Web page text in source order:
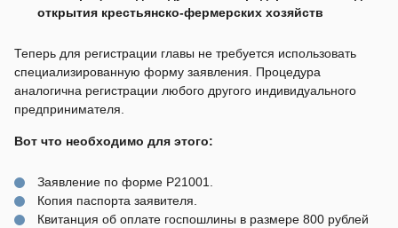
открытия крестьянско-фермерских хозяйств
Теперь для регистрации главы не требуется использовать
специализированную форму заявления. Процедура
аналогична регистрации любого другого индивидуального
предпринимателя.
Вот что необходимо для этого:
Заявление по форме Р21001.
Копия паспорта заявителя.
Квитанция об оплате госпошлины в размере 800 рублей